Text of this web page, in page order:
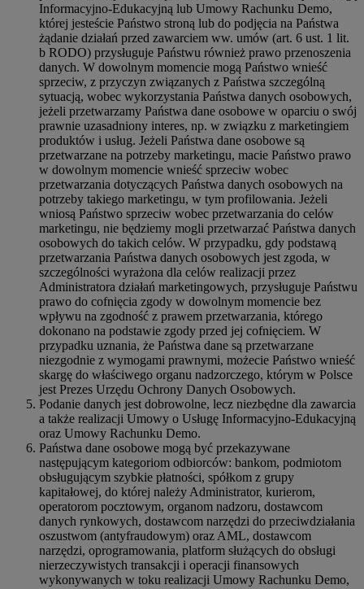
Informacyjno-Edukacyjną lub Umowy Rachunku Demo,
której jesteście Państwo stroną lub do podjęcia na Państwa
żądanie działań przed zawarciem ww. umów (art. 6 ust. 1 lit.
b RODO) przysługuje Państwu również prawo przenoszenia
danych. W dowolnym momencie mogą Państwo wnieść
sprzeciw, z przyczyn związanych z Państwa szczególną
sytuacją, wobec wykorzystania Państwa danych osobowych,
jeżeli przetwarzamy Państwa dane osobowe w oparciu o swój
prawnie uzasadniony interes, np. w związku z marketingiem
produktów i usług. Jeżeli Państwa dane osobowe są
przetwarzane na potrzeby marketingu, macie Państwo prawo
w dowolnym momencie wnieść sprzeciw wobec
przetwarzania dotyczących Państwa danych osobowych na
potrzeby takiego marketingu, w tym profilowania. Jeżeli
wniosą Państwo sprzeciw wobec przetwarzania do celów
marketingu, nie będziemy mogli przetwarzać Państwa danych
osobowych do takich celów. W przypadku, gdy podstawą
przetwarzania Państwa danych osobowych jest zgoda, w
szczególności wyrażona dla celów realizacji przez
Administratora działań marketingowych, przysługuje Państwu
prawo do cofnięcia zgody w dowolnym momencie bez
wpływu na zgodność z prawem przetwarzania, którego
dokonano na podstawie zgody przed jej cofnięciem. W
przypadku uznania, że Państwa dane są przetwarzane
niezgodnie z wymogami prawnymi, możecie Państwo wnieść
skargę do właściwego organu nadzorczego, którym w Polsce
jest Prezes Urzędu Ochrony Danych Osobowych.
Podanie danych jest dobrowolne, lecz niezbędne dla zawarcia
a także realizacji Umowy o Usługę Informacyjno-Edukacyjną
oraz Umowy Rachunku Demo.
Państwa dane osobowe mogą być przekazywane
następującym kategoriom odbiorców: bankom, podmiotom
obsługującym szybkie płatności, spółkom z grupy
kapitałowej, do której należy Administrator, kurierom,
operatorom pocztowym, organom nadzoru, dostawcom
danych rynkowych, dostawcom narzędzi do przeciwdziałania
oszustwom (antyfraudowym) oraz AML, dostawcom
narzędzi, oprogramowania, platform służących do obsługi
nierzeczywistych transakcji i operacji finansowych
wykonywanych w toku realizacji Umowy Rachunku Demo,